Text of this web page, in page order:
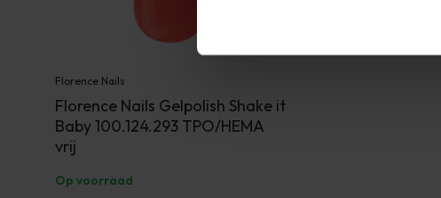
Florence Nails
Florence Nails Gelpolish Shake it
Baby 100.124.293 TPO/HEMA
vrij
Op voorraad